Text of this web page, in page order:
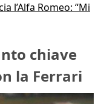
l’Alfa Romeo: “Mi
chiave
la Ferrari